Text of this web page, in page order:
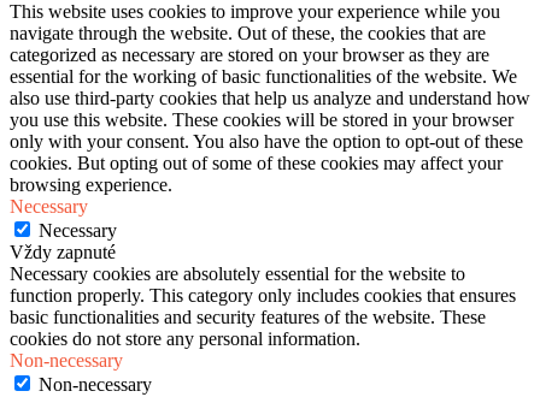
This website uses cookies to improve your experience while you
navigate through the website. Out of these, the cookies that are
categorized as necessary are stored on your browser as they are
essential for the working of basic functionalities of the website. We
also use third-party cookies that help us analyze and understand how
you use this website. These cookies will be stored in your browser
only with your consent. You also have the option to opt-out of these
cookies. But opting out of some of these cookies may affect your
browsing experience.
Necessary
Necessary
Vždy zapnuté
Necessary cookies are absolutely essential for the website to
function properly. This category only includes cookies that ensures
basic functionalities and security features of the website. These
cookies do not store any personal information.
Non-necessary
Non-necessary